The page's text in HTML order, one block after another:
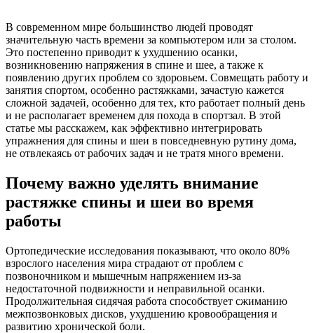
В современном мире большинство людей проводят
значительную часть времени за компьютером или за столом.
Это постепенно приводит к ухудшению осанки,
возникновению напряжения в спине и шее, а также к
появлению других проблем со здоровьем. Совмещать работу и
занятия спортом, особенно растяжками, зачастую кажется
сложной задачей, особенно для тех, кто работает полный день
и не располагает временем для похода в спортзал. В этой
статье мы расскажем, как эффективно интегрировать
упражнения для спины и шеи в повседневную рутину дома,
не отвлекаясь от рабочих задач и не тратя много времени.
Почему важно уделять внимание
растяжке спины и шеи во время
работы
Ортопедические исследования показывают, что около 80%
взрослого населения мира страдают от проблем с
позвоночником и мышечным напряжением из-за
недостаточной подвижности и неправильной осанки.
Продолжительная сидячая работа способствует сжиманию
межпозвонковых дисков, ухудшению кровообращения и
развитию хронической боли.